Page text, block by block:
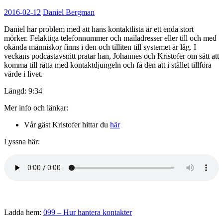
2016-02-12 Daniel Bergman
Daniel har problem med att hans kontaktlista är ett enda stort
mörker. Felaktiga telefonnummer och mailadresser eller till och med
okända människor finns i den och tilliten till systemet är låg. I
veckans podcastavsnitt pratar han, Johannes och Kristofer om sätt att
komma till rätta med kontaktdjungeln och få den att i stället tillföra
värde i livet.
Längd: 9:34
Mer info och länkar:
Vår gäst Kristofer hittar du här
Lyssna här:
Ladda hem: 099 – Hur hantera kontakter